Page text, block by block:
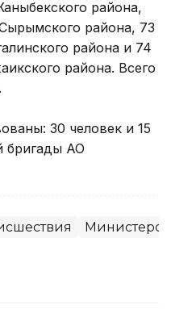
района,
района, 73
района и 74
района. Всего
30 человек и 15
бригады АО